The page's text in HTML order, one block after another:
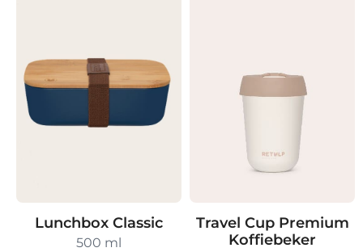
Lunchbox Classic
500 ml
Travel Cup Premium
Koffiebeker